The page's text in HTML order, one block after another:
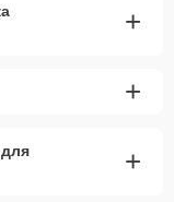
+
+
+